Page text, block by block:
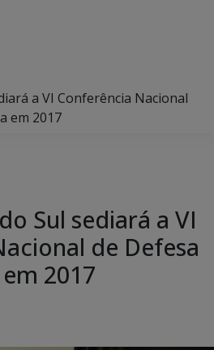
a VI Conferência Nacional
em 2017
Sul sediará a VI
de Defesa
2017